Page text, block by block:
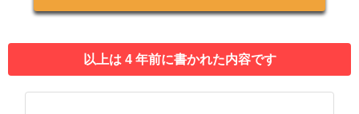
以上は 4 年前に書かれた内容です